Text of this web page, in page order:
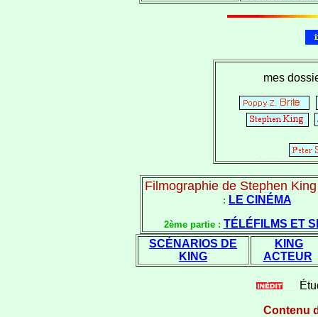
mes
.
.
.
. .. . ....
Filmographie de Stephen
: LE CINÉMA .
2ème partie : TÉLÉFILMS ET
SCÉNARIOS DE
KING
KING
ACTEUR
.... .
Contenu